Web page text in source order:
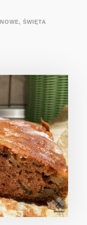
, ŚWIĘTA